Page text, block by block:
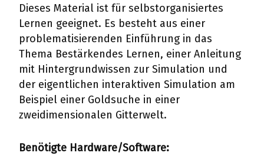
Dieses Material ist für selbstorganisiertes
Lernen geeignet. Es besteht aus einer
problematisierenden Einführung in das
Thema Bestärkendes Lernen, einer Anleitung
mit Hintergrundwissen zur Simulation und
der eigentlichen interaktiven Simulation am
Beispiel einer Goldsuche in einer
zweidimensionalen Gitterwelt.
Benötigte Hardware/Software: